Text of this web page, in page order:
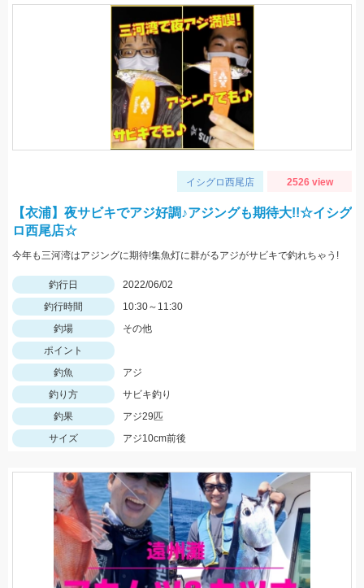
イシグロ西尾店 2526 view
【衣浦】夜サビキでアジ好調♪アジングも期待大!!☆イシグ
ロ西尾店☆
今年も三河湾はアジングに期待!集魚灯に群がるアジがサビキで釣れちゃう!
釣行日
2022/06/02
釣行時間
10:30～11:30
釣場
その他
ポイント
釣魚
アジ
釣り方
サビキ釣り
釣果
アジ29匹
サイズ
アジ10cm前後